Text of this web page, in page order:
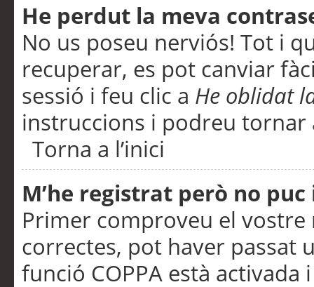
He perdut la meva
No us poseu nerviós! Tot i
recuperar, es pot canviar
sessió i feu clic a He oblidat
instruccions i podreu tornar
Torna a l’inici
M’he registrat però no
Primer comproveu el vostre
correctes, pot haver passat
funció COPPA està